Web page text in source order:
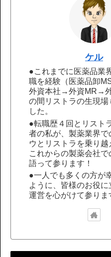
ケル
●これまでに医薬品業
職を経験（医薬品卸
外資本社→外資MR→
の間リストラの生現場
した。
●転職歴４回とリスト
者の私が、製薬業界で
ウとリストラを乗り越
これからの製薬会社で
語って参ります！
●一人でも多くの方が
ように、皆様のお役
運営を心がけて参りま